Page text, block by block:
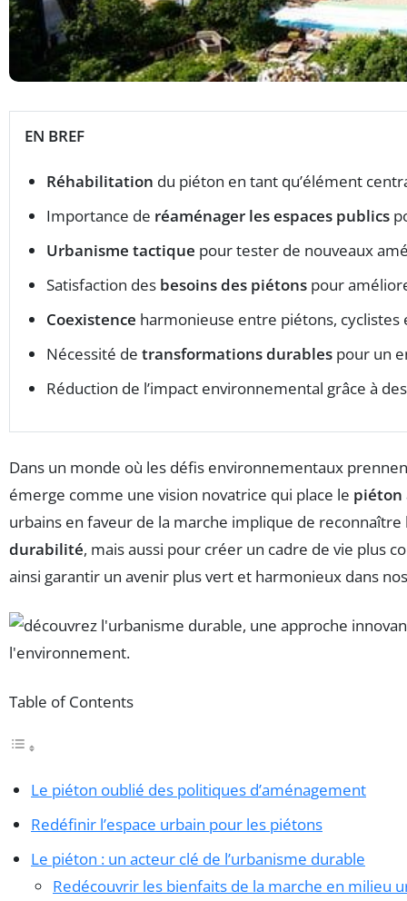
EN BREF
Réhabilitation du piéton en tant qu’élément
Importance de réaménager les espaces publics
Urbanisme tactique pour tester de nouveaux
Satisfaction des besoins des piétons pour
Coexistence harmonieuse entre piétons, cyclistes
Nécessité de transformations durables pour un
Réduction de l’impact environnemental grâce à
Dans un monde où les défis environnementaux
émerge comme une vision novatrice qui place le piéton
urbains en faveur de la marche implique de
durabilité, mais aussi pour créer un cadre de vie plus
ainsi garantir un avenir plus vert et harmonieux dans
Table of Contents
Le piéton oublié des politiques d’aménagement
Redéfinir l’espace urbain pour les piétons
Le piéton : un acteur clé de l’urbanisme durable
Redécouvrir les bienfaits de la marche en milieu